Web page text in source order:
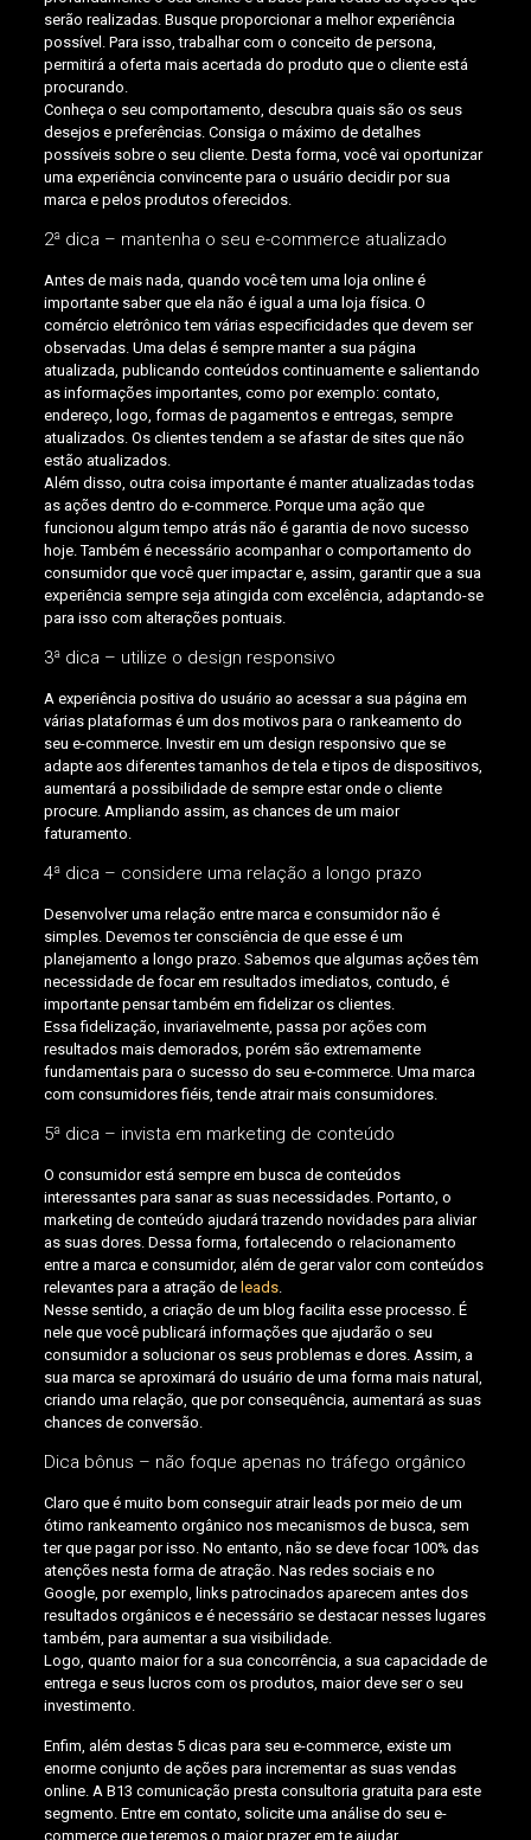
serão realizadas. Busque proporcionar a melhor experiência
possível. Para isso, trabalhar com o conceito de persona,
permitirá a oferta mais acertada do produto que o cliente está
procurando.
Conheça o seu comportamento, descubra quais são os seus
desejos e preferências. Consiga o máximo de detalhes
possíveis sobre o seu cliente. Desta forma, você vai oportunizar
uma experiência convincente para o usuário decidir por sua
marca e pelos produtos oferecidos.
2ª dica – mantenha o seu e-commerce atualizado
Antes de mais nada, quando você tem uma loja online é
importante saber que ela não é igual a uma loja física. O
comércio eletrônico tem várias especificidades que devem ser
observadas. Uma delas é sempre manter a sua página
atualizada, publicando conteúdos continuamente e salientando
as informações importantes, como por exemplo: contato,
endereço, logo, formas de pagamentos e entregas, sempre
atualizados. Os clientes tendem a se afastar de sites que não
estão atualizados.
Além disso, outra coisa importante é manter atualizadas todas
as ações dentro do e-commerce. Porque uma ação que
funcionou algum tempo atrás não é garantia de novo sucesso
hoje. Também é necessário acompanhar o comportamento do
consumidor que você quer impactar e, assim, garantir que a sua
experiência sempre seja atingida com excelência, adaptando-se
para isso com alterações pontuais.
3ª dica – utilize o design responsivo
A experiência positiva do usuário ao acessar a sua página em
várias plataformas é um dos motivos para o rankeamento do
seu e-commerce. Investir em um design responsivo que se
adapte aos diferentes tamanhos de tela e tipos de dispositivos,
aumentará a possibilidade de sempre estar onde o cliente
procure. Ampliando assim, as chances de um maior
faturamento.
4ª dica – considere uma relação a longo prazo
Desenvolver uma relação entre marca e consumidor não é
simples. Devemos ter consciência de que esse é um
planejamento a longo prazo. Sabemos que algumas ações têm
necessidade de focar em resultados imediatos, contudo, é
importante pensar também em fidelizar os clientes.
Essa fidelização, invariavelmente, passa por ações com
resultados mais demorados, porém são extremamente
fundamentais para o sucesso do seu e-commerce. Uma marca
com consumidores fiéis, tende atrair mais consumidores.
5ª dica – invista em marketing de conteúdo
O consumidor está sempre em busca de conteúdos
interessantes para sanar as suas necessidades. Portanto, o
marketing de conteúdo ajudará trazendo novidades para aliviar
as suas dores. Dessa forma, fortalecendo o relacionamento
entre a marca e consumidor, além de gerar valor com conteúdos
relevantes para a atração de leads.
Nesse sentido, a criação de um blog facilita esse processo. É
nele que você publicará informações que ajudarão o seu
consumidor a solucionar os seus problemas e dores. Assim, a
sua marca se aproximará do usuário de uma forma mais natural,
criando uma relação, que por consequência, aumentará as suas
chances de conversão.
Dica bônus – não foque apenas no tráfego orgânico
Claro que é muito bom conseguir atrair leads por meio de um
ótimo rankeamento orgânico nos mecanismos de busca, sem
ter que pagar por isso. No entanto, não se deve focar 100% das
atenções nesta forma de atração. Nas redes sociais e no
Google, por exemplo, links patrocinados aparecem antes dos
resultados orgânicos e é necessário se destacar nesses lugares
também, para aumentar a sua visibilidade.
Logo, quanto maior for a sua concorrência, a sua capacidade de
entrega e seus lucros com os produtos, maior deve ser o seu
investimento.
Enfim, além destas 5 dicas para seu e-commerce, existe um
enorme conjunto de ações para incrementar as suas vendas
online. A B13 comunicação presta consultoria gratuita para este
segmento. Entre em contato, solicite uma análise do seu e-
commerce que teremos o maior prazer em te ajudar.